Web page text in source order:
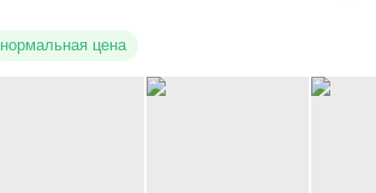
нормальная цена